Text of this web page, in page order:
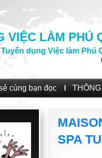
VIỆC LÀM PHÚ
dụng Việc làm Phú
cùng bạn đọc
SPA